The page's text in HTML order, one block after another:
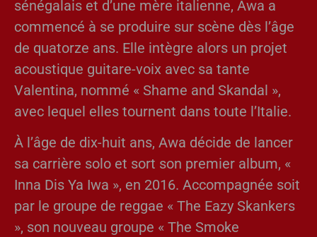
sénégalais et d’une mère italienne, Awa a
commencé à se produire sur scène dès l’âge
de quatorze ans. Elle intègre alors un projet
acoustique guitare-voix avec sa tante
Valentina, nommé « Shame and Skandal »,
avec lequel elles tournent dans toute l’Italie.
À l’âge de dix-huit ans, Awa décide de lancer
sa carrière solo et sort son premier album, «
Inna Dis Ya Iwa », en 2016. Accompagnée soit
par le groupe de reggae « The Eazy Skankers
», son nouveau groupe « The Smoke